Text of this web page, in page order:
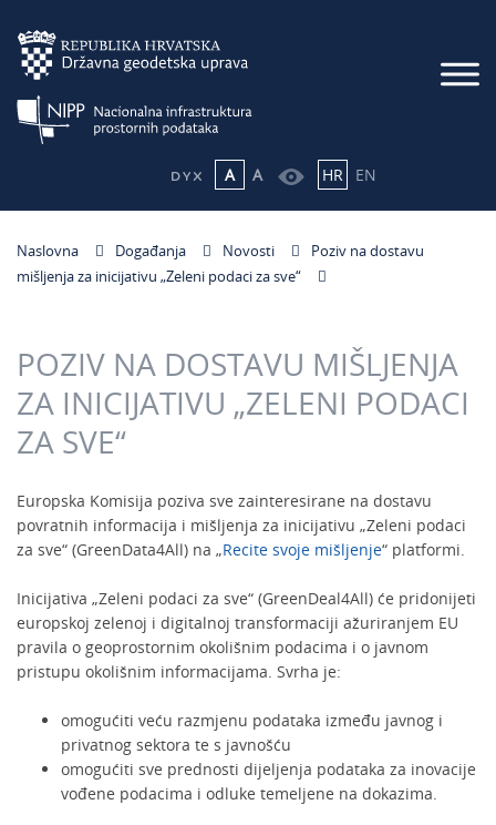
A A HR EN
Naslovna Događanja Novosti
Poziv na dostavu
mišljenja za inicijativu „Zeleni podaci za sve“
POZIV NA DOSTAVU MIŠLJENJA
ZA INICIJATIVU „ZELENI PODACI
ZA SVE“
Europska Komisija poziva sve zainteresirane na dostavu
povratnih informacija i mišljenja za inicijativu „Zeleni podaci
za sve“ (GreenData4All) na „Recite svoje mišljenje“ platformi.
Inicijativa „Zeleni podaci za sve“ (GreenDeal4All) će pridonijeti
europskoj zelenoj i digitalnoj transformaciji ažuriranjem EU
pravila o geoprostornim okolišnim podacima i o javnom
pristupu okolišnim informacijama. Svrha je:
omogućiti veću razmjenu podataka između javnog i
privatnog sektora te s javnošću
omogućiti sve prednosti dijeljenja podataka za inovacije
vođene podacima i odluke temeljene na dokazima.